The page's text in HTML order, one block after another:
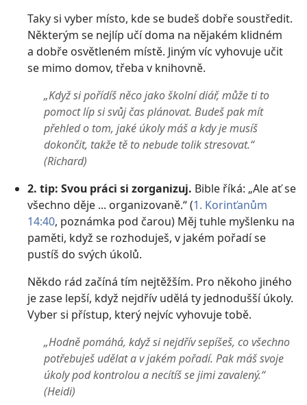
Taky si vyber místo, kde se budeš dobře soustředit.
Některým se nejlíp učí doma na nějakém klidném
a dobře osvětleném místě. Jiným víc vyhovuje učit
se mimo domov, třeba v knihovně.
„Když si pořídíš něco jako školní diář, může ti to
pomoct líp si svůj čas plánovat. Budeš pak mít
přehled o tom, jaké úkoly máš a kdy je musíš
dokončit, takže tě to nebude tolik stresovat.“
(Richard)
2. tip: Svou práci si zorganizuj. Bible říká: „Ale ať se
všechno děje ... organizovaně.“ (1. Korinťanům
14:40, poznámka pod čarou) Měj tuhle myšlenku na
paměti, když se rozhoduješ, v jakém pořadí se
pustíš do svých úkolů.
Někdo rád začíná tím nejtěžším. Pro někoho jiného
je zase lepší, když nejdřív udělá ty jednodušší úkoly.
Vyber si přístup, který nejvíc vyhovuje tobě.
„Hodně pomáhá, když si nejdřív sepíšeš, co všechno
potřebuješ udělat a v jakém pořadí. Pak máš svoje
úkoly pod kontrolou a necítíš se jimi zavalený.“
(Heidi)